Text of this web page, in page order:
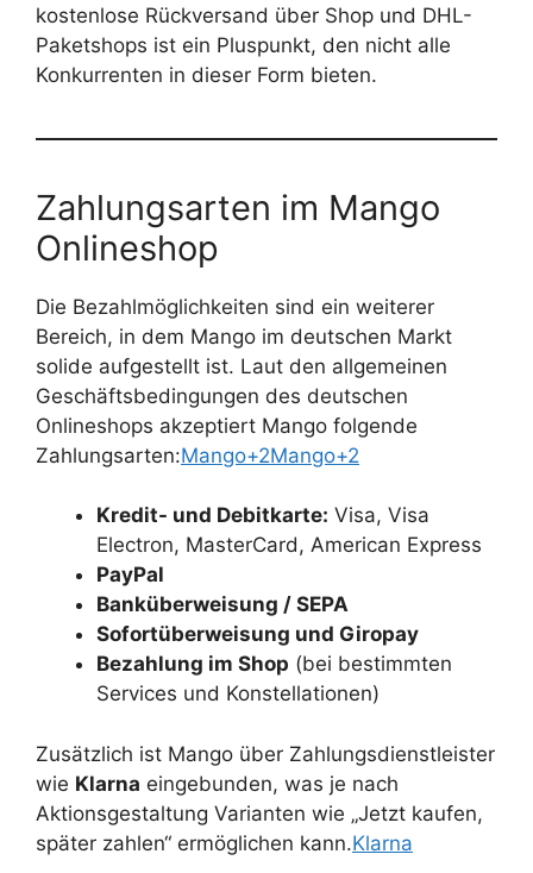
kostenlose Rückversand über Shop und DHL-
Paketshops ist ein Pluspunkt, den nicht alle
Konkurrenten in dieser Form bieten.
Zahlungsarten im Mango
Onlineshop
Die Bezahlmöglichkeiten sind ein weiterer
Bereich, in dem Mango im deutschen Markt
solide aufgestellt ist. Laut den allgemeinen
Geschäftsbedingungen des deutschen
Onlineshops akzeptiert Mango folgende
Zahlungsarten:Mango+2Mango+2
Kredit- und Debitkarte: Visa, Visa
Electron, MasterCard, American Express
PayPal
Banküberweisung / SEPA
Sofortüberweisung und Giropay
Bezahlung im Shop (bei bestimmten
Services und Konstellationen)
Zusätzlich ist Mango über Zahlungsdienstleister
wie Klarna eingebunden, was je nach
Aktionsgestaltung Varianten wie „Jetzt kaufen,
später zahlen“ ermöglichen kann.Klarna